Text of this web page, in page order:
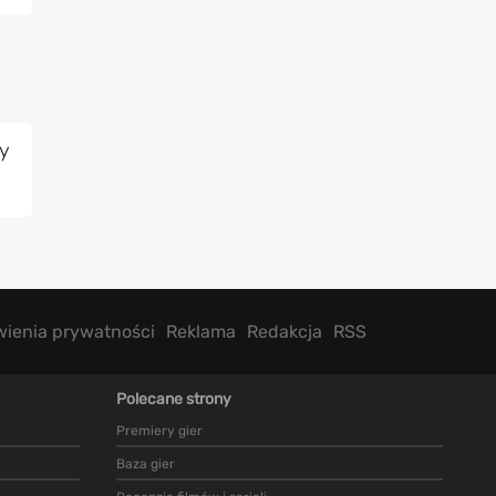
prywatności Reklama Redakcja RSS
Polecane strony
Premiery gier
Baza gier